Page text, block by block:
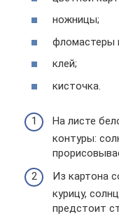
ножницы;
фломастеры
клей;
кисточка.
На листе
контуры:
Из картона
курицу,
предстоит